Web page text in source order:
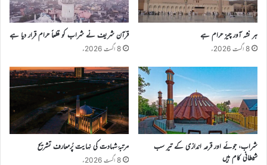
ہر نشہ آور چیز حرام ہے
8 اگست 2026ء
قرآن شریف نے شراب کو قطعاً حرام قرار دیا ہے
8 اگست 2026ء
شراب، جوئے اور قرعہ اندازی کے تیر سب
شیطانی کام ہیں
مرتبۂ شہادت کی نہایت پُرمعارف تشریح
8 اگست 2026ء